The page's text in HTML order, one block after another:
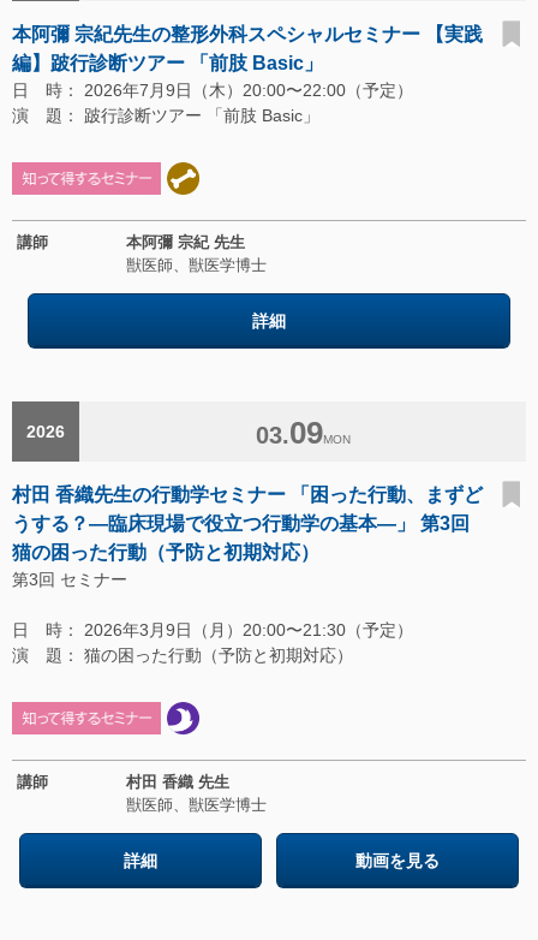
本阿彌 宗紀先生の整形外科スペシャルセミナー 【実践
編】跛行診断ツアー 「前肢 Basic」
日 時： 2026年7月9日（木）20:00〜22:00（予定）
演 題： 跛行診断ツアー 「前肢 Basic」
講師
本阿彌 宗紀 先生
獣医師、獣医学博士
詳細
2026 03.09MON
村田 香織先生の行動学セミナー 「困った行動、まずど
うする？―臨床現場で役立つ行動学の基本―」 第3回
猫の困った行動（予防と初期対応）
第3回 セミナー
日 時： 2026年3月9日（月）20:00〜21:30（予定）
演 題： 猫の困った行動（予防と初期対応）
講師
村田 香織 先生
獣医師、獣医学博士
詳細 動画を見る